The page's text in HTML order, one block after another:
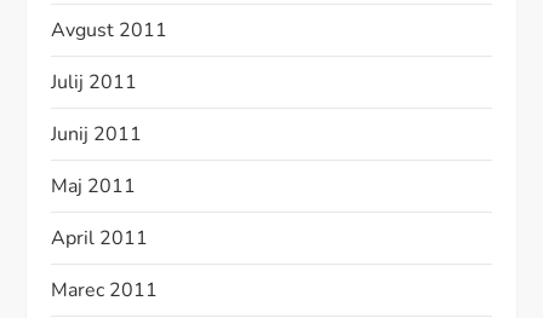
Avgust 2011
Julij 2011
Junij 2011
Maj 2011
April 2011
Marec 2011